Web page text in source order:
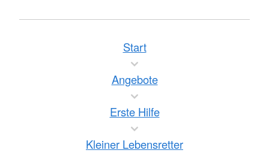
Start
Angebote
Erste Hilfe
Kleiner Lebensretter